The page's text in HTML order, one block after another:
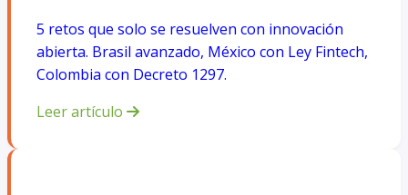
5 retos que solo se resuelven con innovación
abierta. Brasil avanzado, México con Ley Fintech,
Colombia con Decreto 1297.
Leer artículo